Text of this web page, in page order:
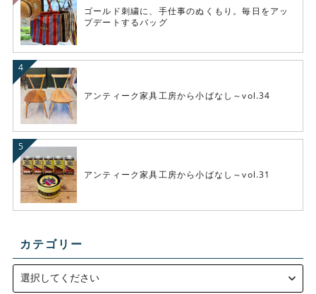
ゴールド刺繍に、手仕事のぬくもり。毎日をアッ
プデートするバッグ
アンティーク家具工房から小ばなし～vol.34
アンティーク家具工房から小ばなし～vol.31
カテゴリー